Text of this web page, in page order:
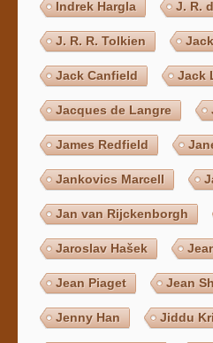
Indrek Hargla J. R.
J. R. R. Tolkien
Jack Canfield Jack
Jacques de Langre
James Redfield
Jankovics Marcell
Jan van Rijckenborgh
Jaroslav Hašek
Jean Piaget Jean
Jenny Han Jiddu